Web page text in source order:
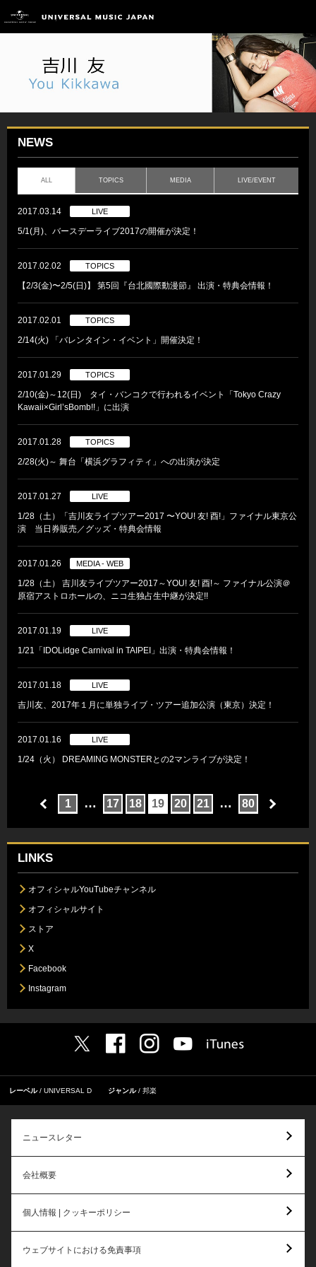
NEWS
ALL TOPICS MEDIA LIVE/EVENT
2017.03.14 LIVE
5/1(月)、バースデーライブ2017の開催が決定！
2017.02.02 TOPICS
【2/3(金)〜2/5(日)】 第5回『台北國際動漫節』 出演・特典会情報！
2017.02.01 TOPICS
2/14(火) 「バレンタイン・イベント」開催決定！
2017.01.29 TOPICS
2/10(金)～12(日) タイ・バンコクで行われるイベント「Tokyo Crazy
Kawaii×Girl’sBomb!!」に出演
2017.01.28 TOPICS
2/28(火)～ 舞台「横浜グラフィティ」への出演が決定
2017.01.27 LIVE
1/28（土）「吉川友ライブツアー2017 〜YOU! 友! 酉!」ファイナル東京公
演 当日券販売／グッズ・特典会情報
2017.01.26 MEDIA - WEB
1/28（土） 吉川友ライブツアー2017～YOU! 友! 酉!～ ファイナル公演＠
原宿アストロホールの、ニコ生独占生中継が決定!!
2017.01.19 LIVE
1/21「IDOLidge Carnival in TAIPEI」出演・特典会情報！
2017.01.18 LIVE
吉川友、2017年１月に単独ライブ・ツアー追加公演（東京）決定！
2017.01.16 LIVE
1/24（火） DREAMING MONSTERとの2マンライブが決定！
1 … 17 18 19 20 21 … 80
LINKS
オフィシャルYouTubeチャンネル
オフィシャルサイト
ストア
X
Facebook
Instagram
レーベル UNIVERSAL D ジャンル 邦楽
ニュースレター
会社概要
個人情報 | クッキーポリシー
ウェブサイトにおける免責事項